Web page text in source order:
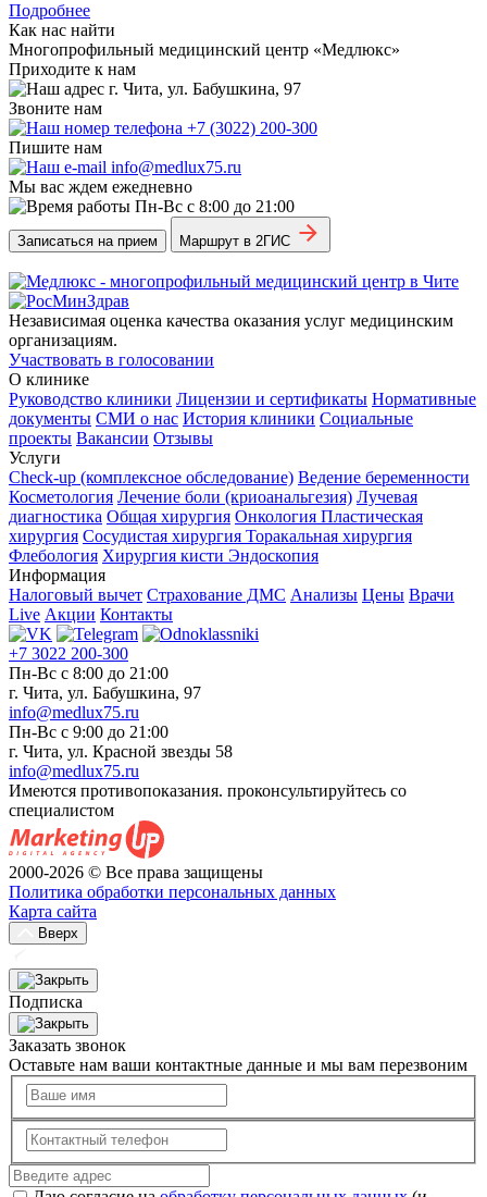
Подробнее
Как нас найти
Многопрофильный медицинский центр «Медлюкс»
Приходите к нам
г. Чита, ул. Бабушкина, 97
Звоните нам
+7 (3022) 200-300
Пишите нам
info@medlux75.ru
Мы вас ждем ежедневно
Пн-Вс с 8:00 до 21:00
Записаться на прием Маршрут в 2ГИС
Независимая оценка качества оказания услуг медицинским
организациям.
Участвовать в голосовании
О клинике
Руководство клиники Лицензии и сертификаты Нормативные
документы СМИ о нас История клиники Социальные
проекты Вакансии Отзывы
Услуги
Check-up (комплексное обследование) Ведение беременности
Косметология Лечение боли (криоанальгезия) Лучевая
диагностика Общая хирургия Онкология Пластическая
хирургия Сосудистая хирургия Торакальная хирургия
Флебология Хирургия кисти Эндоскопия
Информация
Налоговый вычет Страхование ДМС Анализы Цены Врачи
Live Акции Контакты
+7 3022 200-300
Пн-Вс с 8:00 до 21:00
г. Чита, ул. Бабушкина, 97
info@medlux75.ru
Пн-Вс с 9:00 до 21:00
г. Чита, ул. Красной звезды 58
info@medlux75.ru
Имеются противопоказания. проконсультируйтесь со
специалистом
2000-2026 © Все права защищены
Политика обработки персональных данных
Карта сайта
Вверх
Подписка
Заказать звонок
Оставьте нам ваши контактные данные и мы вам перезвоним